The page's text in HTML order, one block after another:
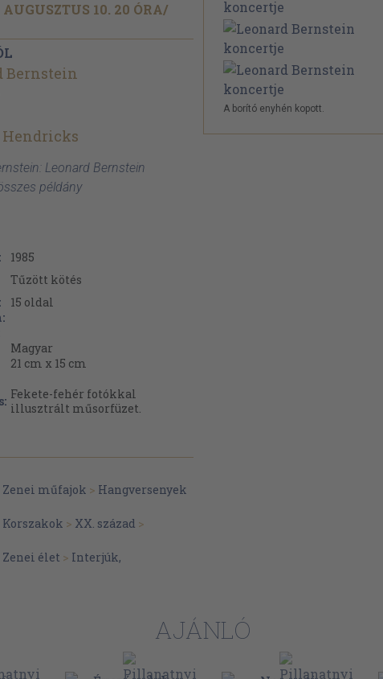
10. 20 ÓRA/
Bernstein
Hendricks
Leonard Bernstein
példány
1985
Tűzött kötés
15 oldal
Magyar
21 cm x 15 cm
Fekete-fehér fotókkal
illusztrált műsorfüzet.
Zenei műfajok > Hangversenyek
Korszakok > XX. század >
Zenei élet > Interjúk,
A borító enyhén kopott.
AJÁNLÓ